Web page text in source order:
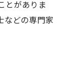
とがありま
などの専門家